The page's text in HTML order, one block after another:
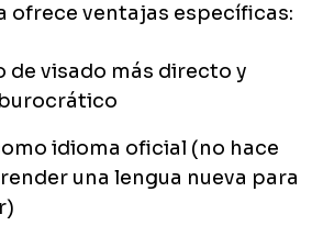
ofrece ventajas específicas:
de visado más directo y
idioma oficial (no hace
una lengua nueva para